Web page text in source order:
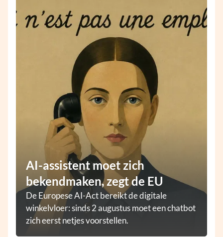
AI-assistent moet zich
bekendmaken, zegt de EU
De Europese AI-Act bereikt de digitale
winkelvloer: sinds 2 augustus moet een chatbot
zich eerst netjes voorstellen.